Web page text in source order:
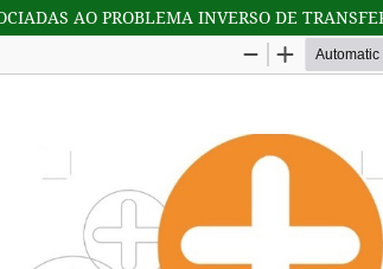
AO PROBLEMA INVERSO DE